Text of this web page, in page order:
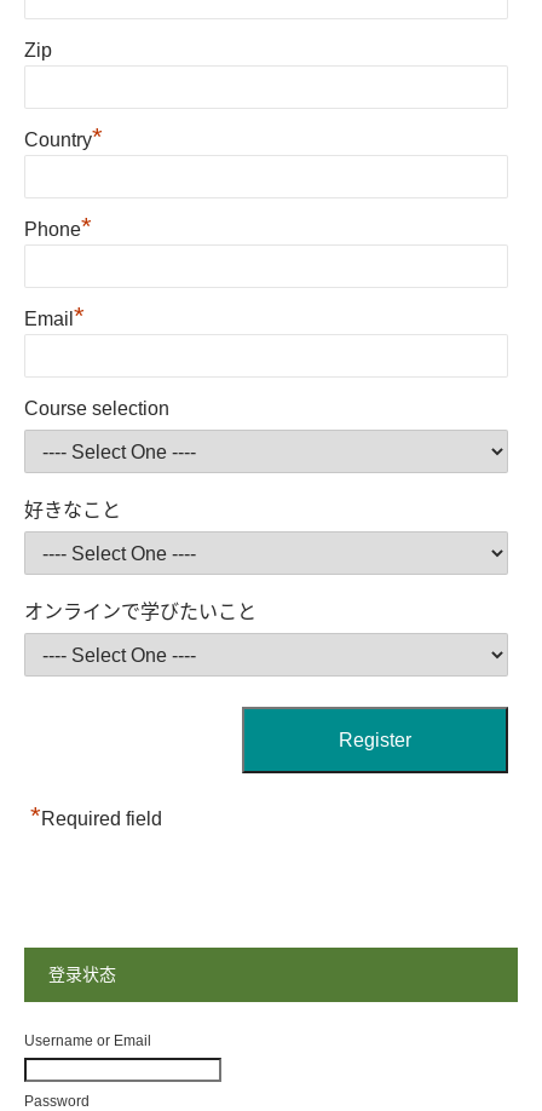
Zip
Country*
Phone*
Email *
Course selection
好きなこと
オンラインで学びたいこと
*Required field
登录状态
Username or Email
Password